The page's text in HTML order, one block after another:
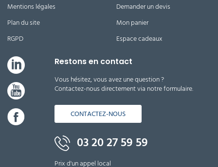
Mentions légales
Plan du site
RGPD
Demander un devis
Mon panier
Espace cadeaux
Restons en contact
Vous hésitez, vous avez une question ?
Contactez-nous directement via notre formulaire.
CONTACTEZ-NOUS
03 20 27 59 59
Prix d'un appel local